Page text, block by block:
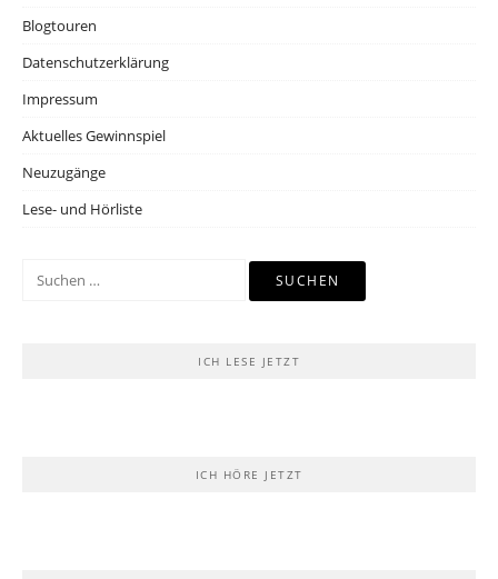
Blogtouren
Datenschutzerklärung
Impressum
Aktuelles Gewinnspiel
Neuzugänge
Lese- und Hörliste
Suchen
ICH LESE JETZT
ICH HÖRE JETZT